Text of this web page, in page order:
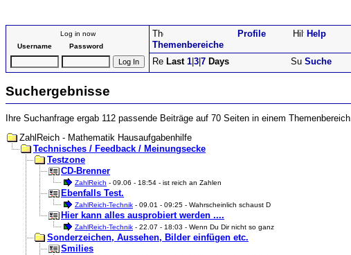
Log in now
Username
Password Themenbereiche
Profile Help
Last 1 3 7 Days Suche
Suchergebnisse
Ihre Suchanfrage ergab 112 passende Beiträge auf 70 Seiten in einem Themenbereich.
ZahlReich - Mathematik Hausaufgabenhilfe
Technisches / Feedback / Meinungsecke
Testzone
CD-Brenner
ZahlReich - 09.06 - 18:54 - ist reich an Zahlen
Ebenfalls Test.
ZahlReich-Technik - 09.01 - 09:25 - Wahrscheinlich schaust D
Hier kann alles ausprobiert werden ....
ZahlReich-Technik - 22.07 - 18:03 - Wenn Du Dir nicht so ganz
Sonderzeichen, Aussehen, Bilder einfügen etc.
Smilies